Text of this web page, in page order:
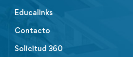
Educalinks
Contacto
Solicitud 360